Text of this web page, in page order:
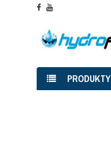
PRODUKTY